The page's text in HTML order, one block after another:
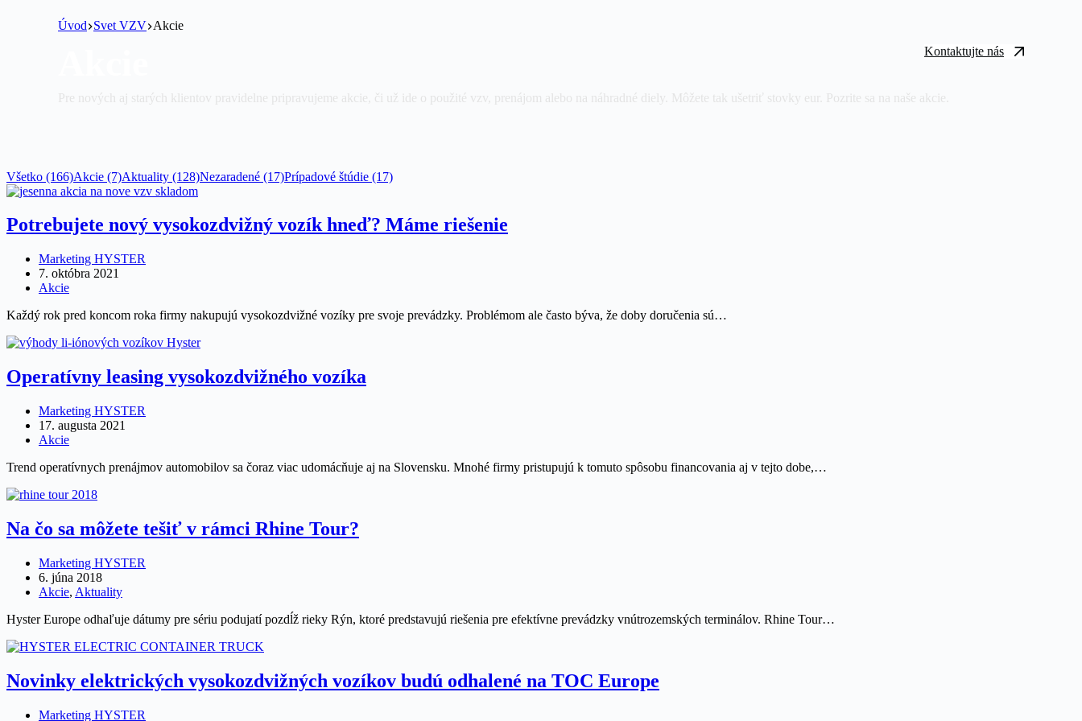
Úvod Svet VZV Akcie
Kontaktujte nás
Pre nových aj starých klientov pravidelne pripravujeme akcie, či už ide o použité vzv, prenájom alebo na náhradné diely. Môžete tak ušetriť stovky eur. Pozrite sa na naše akcie.
Všetko (166)Akcie (7)Aktuality (128)Nezaradené (17)Prípadové štúdie (17)
Potrebujete nový vysokozdvižný vozík hneď? Máme riešenie
Marketing HYSTER
7. októbra 2021
Akcie
Každý rok pred koncom roka firmy nakupujú vysokozdvižné vozíky pre svoje prevádzky. Problémom ale často býva, že doby doručenia sú…
Operatívny leasing vysokozdvižného vozíka
Marketing HYSTER
17. augusta 2021
Akcie
Trend operatívnych prenájmov automobilov sa čoraz viac udomácňuje aj na Slovensku. Mnohé firmy pristupujú k tomuto spôsobu financovania aj v tejto dobe,…
Na čo sa môžete tešiť v rámci Rhine Tour?
Marketing HYSTER
6. júna 2018
Akcie, Aktuality
Hyster Europe odhaľuje dátumy pre sériu podujatí pozdĺž rieky Rýn, ktoré predstavujú riešenia pre efektívne prevádzky vnútrozemských terminálov. Rhine Tour…
Novinky elektrických vysokozdvižných vozíkov budú odhalené na TOC Europe
Marketing HYSTER